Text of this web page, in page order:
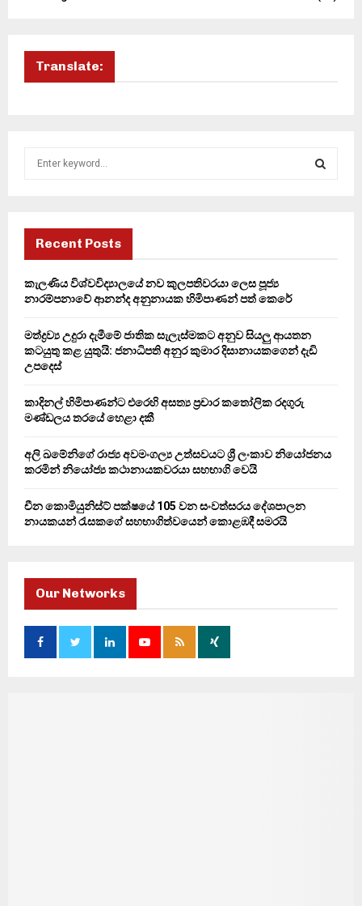
Translate:
f
r
H
Recent Posts
කැලණිය විශ්වවිද්‍යාලයේ නව කුලපතිවරයා ලෙස පූජ්‍ය
නාරම්පනාවේ ආනන්ද අනුනායක හිමිපාණන් පත් කෙරේ
මත්ද්‍රව්‍ය උදුරා දැමීමේ ජාතික සැලැස්මකට අනුව සියලු ආයතන
කටයුතු කළ යුතුයි: ජනාධිපති අනුර කුමාර දිසානායකගෙන් දැඩි
උපදෙස්
කාදිනල් හිමිපාණන්ට එරෙහි අසත්‍ය ප්‍රචාර කතෝලික රදගුරු
මණ්ඩලය තරයේ හෙළා දකී
අලි ඛමේනිගේ රාජ්‍ය අවමංගල්‍ය උත්සවයට ශ්‍රී ලංකාව නියෝජනය
කරමින් නියෝජ්‍ය කථානායකවරයා සහභාගි වෙයි
චීන කොමියුනිස්ට් පක්ෂයේ 105 වන සංවත්සරය දේශපාලන
නායකයන් රැසකගේ සහභාගිත්වයෙන් කොළඹදී සමරයි
Our Networks